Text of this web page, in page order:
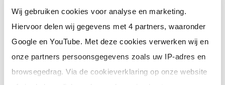
Wij gebruiken cookies voor analyse en marketing.
Hiervoor delen wij gegevens met 4 partners, waaronder
Google en YouTube. Met deze cookies verwerken wij en
onze partners persoonsgegevens zoals uw IP-adres en
browsegedrag. Via de cookieverklaring op onze website
Ik ben een interim,
freelance of ZZP
professional (of ik wil in
loondienst)
Je schrijft je in door jouw cv te